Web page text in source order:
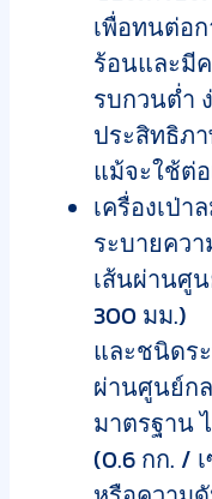
เพื่อทนต่อ
ร้อนและมี
รบกวนต่ำ
ประสิทธิภ
แม้จะใช้ต่
เครื่องเป่า
ระบายคว
เส้นผ่านศู
300 มม.)
และชนิดร
ผ่านศูนย์ก
มาตรฐาน
(0.6 กก. /